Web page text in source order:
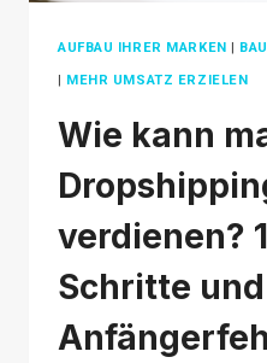
AUFBAU IHRER MARKEN
MEHR UMSATZ ERZIELEN
Wie kann
verdienen?
Schritte und